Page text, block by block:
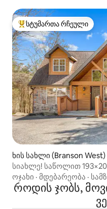
სტუმართა რჩეული
სტუმართა რჩეული
ხის სახლი (Branson West)
სიახლე! საწოლით
სილვერ-დოლართან
ოჯახი · მდებარეობა ·
როდის ჯობს,